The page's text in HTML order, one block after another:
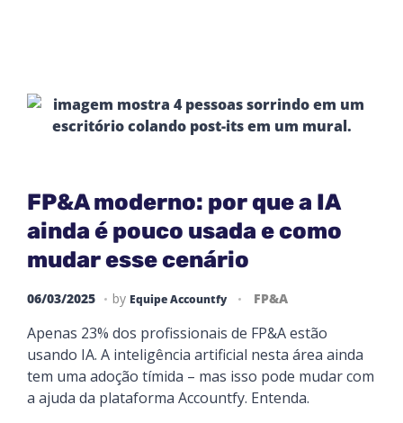
FP&A moderno: por que a IA
ainda é pouco usada e como
mudar esse cenário
06/03/2025 by Equipe Accountfy FP&A
Apenas 23% dos profissionais de FP&A estão
usando IA. A inteligência artificial nesta área ainda
tem uma adoção tímida – mas isso pode mudar com
a ajuda da plataforma Accountfy. Entenda.